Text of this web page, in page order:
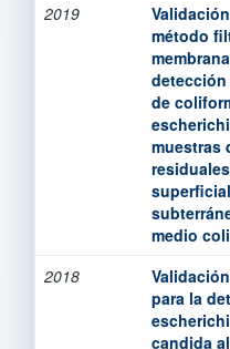
2019
método
de
muestras
medio
2018
para la
candida